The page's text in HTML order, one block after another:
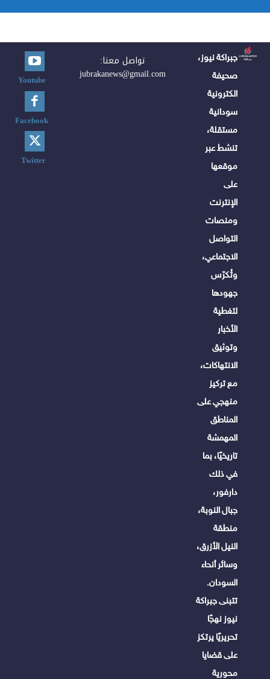
جبراكة نيوز،
صحيفة
الكترونية
سودانية
مستقلة،
تنشط عبر
موقعها
على
الإنترنت
ومنصات
التواصل
الاجتماعي،
وتُكرّس
جهودها
لتغطية
الأخبار
وتوثيق
الانتهاكات،
مع تركيز
منهجي على
المناطق
المهمشة
تاريخيًا، بما
في ذلك
دارفور،
جبال النوبة،
منطقة
النيل الأزرق،
وسائر أنحاء
السودان.
تتبنى جبراكة
نيوز نهجًا
تحريريًا يرتكز
على قضايا
محورية
تواصل معنا:
jubrakanews@gmail.com
Youtube
Facebook
Twitter